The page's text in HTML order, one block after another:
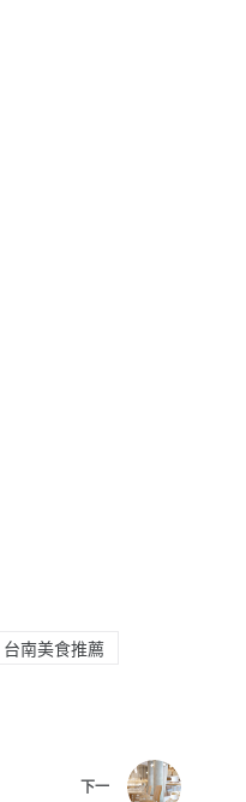
台南美食推薦
下一